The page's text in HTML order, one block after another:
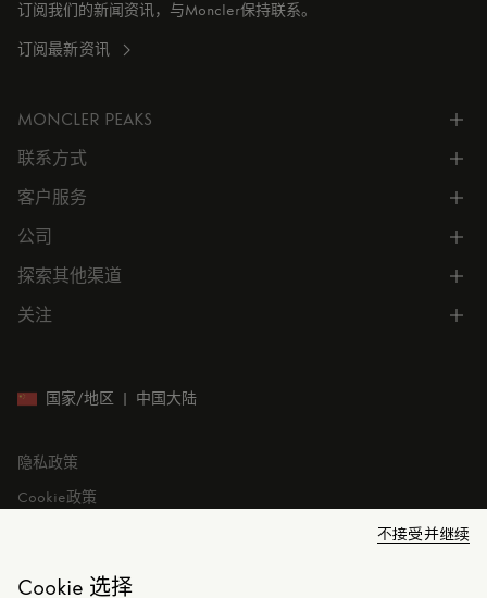
Cookie 选择
不接受并继续
订阅我们的新闻资讯，与Moncler保持联系。
订阅最新资讯
MONCLER PEAKS
了解专属权益
联系方式
电话联系 400-0362-166
联系在线客服
门店位置
预约
客户服务
所有服务
常见问题
售后服务
公司
公司信息
公司管理
投资者关系
探索其他渠道
微信小程序
关注
国家/地区 | 中国大陆
隐私政策
Cookie政策